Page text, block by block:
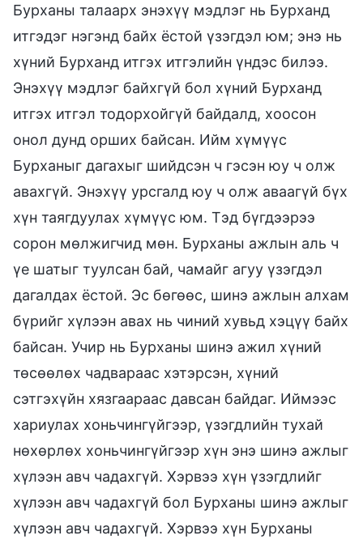
Бурханы талаарх энэхүү мэдлэг нь Бурханд
итгэдэг нэгэнд байх ёстой үзэгдэл юм; энэ нь
хүний Бурханд итгэх итгэлийн үндэс билээ.
Энэхүү мэдлэг байхгүй бол хүний Бурханд
итгэх итгэл тодорхойгүй байдалд, хоосон
онол дунд орших байсан. Ийм хүмүүс
Бурханыг дагахыг шийдсэн ч гэсэн юу ч олж
авахгүй. Энэхүү урсгалд юу ч олж аваагүй бүх
хүн таягдуулах хүмүүс юм. Тэд бүгдээрээ
сорон мөлжигчид мөн. Бурханы ажлын аль ч
үе шатыг туулсан бай, чамайг агуу үзэгдэл
дагалдах ёстой. Эс бөгөөс, шинэ ажлын алхам
бүрийг хүлээн авах нь чиний хувьд хэцүү байх
байсан. Учир нь Бурханы шинэ ажил хүний
төсөөлөх чадвараас хэтэрсэн, хүний
сэтгэхүйн хязгаараас давсан байдаг. Иймээс
хариулах хоньчингүйгээр, үзэгдлийн тухай
нөхөрлөх хоньчингүйгээр хүн энэ шинэ ажлыг
хүлээн авч чадахгүй. Хэрвээ хүн үзэгдлийг
хүлээн авч чадахгүй бол Бурханы шинэ ажлыг
хүлээн авч чадахгүй. Хэрвээ хүн Бурханы